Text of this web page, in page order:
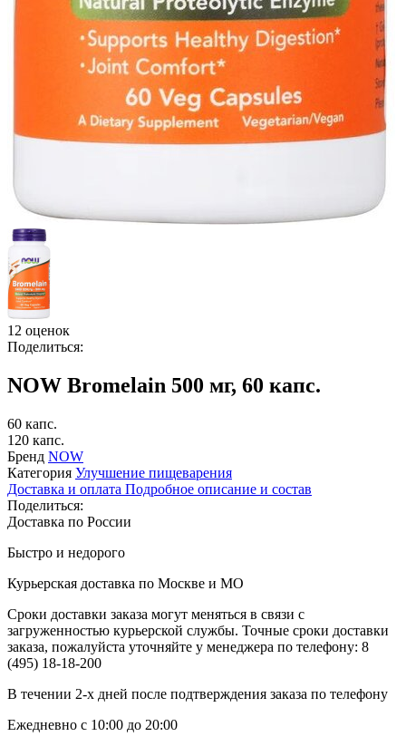
12 оценок
Поделиться:
NOW Bromelain 500 мг, 60 капс.
60 капс.
120 капс.
Бренд NOW
Категория Улучшение пищеварения
Доставка и оплата Подробное описание и состав
Поделиться:
Доставка по России
Быстро и недорого
Курьерская доставка по Москве и МО
Сроки доставки заказа могут меняться в связи с
загруженностью курьерской службы. Точные сроки доставки
заказа, пожалуйста уточняйте у менеджера по телефону: 8
(495) 18-18-200
В течении 2-х дней после подтверждения заказа по телефону
Ежедневно с 10:00 до 20:00